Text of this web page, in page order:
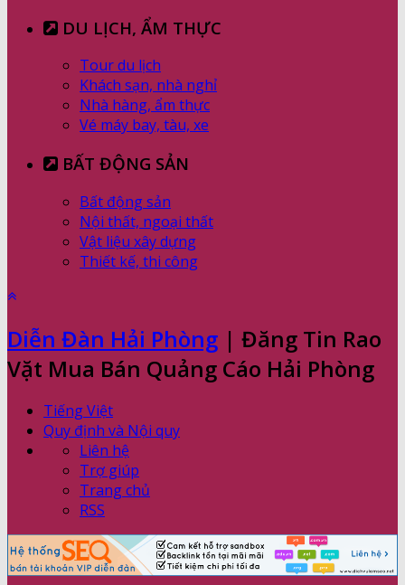
DU LỊCH, ẨM THỰC
Tour du lịch
Khách sạn, nhà nghỉ
Nhà hàng, ẩm thực
Vé máy bay, tàu, xe
BẤT ĐỘNG SẢN
Bất động sản
Nội thất, ngoại thất
Vật liệu xây dựng
Thiết kế, thi công
Diễn Đàn Hải Phòng | Đăng Tin Rao
Vặt Mua Bán Quảng Cáo Hải Phòng
Tiếng Việt
Quy định và Nội quy
Liên hệ
Trợ giúp
Trang chủ
RSS